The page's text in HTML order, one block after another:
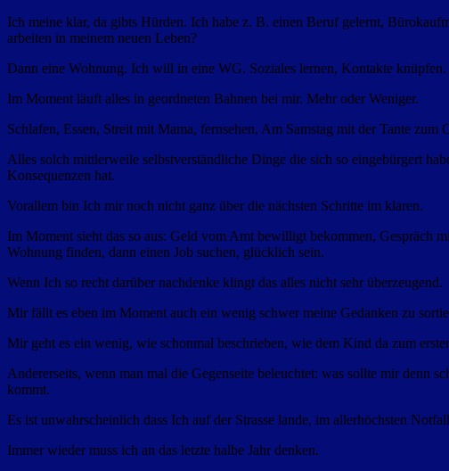
Ich meine klar, da gibts Hürden. Ich habe z. B. einen Beruf gelernt,
arbeiten in meinem neuen Leben?
Dann eine Wohnung. Ich will in eine WG. Soziales lernen, Kontakte
Im Moment läuft alles in geordneten Bahnen bei mir. Mehr oder Weniger.
Schlafen, Essen, Streit mit Mama, fernsehen, Am Samstag mit der Tante zum
Alles solch mittlerweile selbstverständliche Dinge die sich so eingebürgert
Konsequenzen hat.
Vorallem bin Ich mir noch nicht ganz über die nächsten Schritte im klaren.
Im Moment sieht das so aus: Geld vom Amt bewilligt bekommen, Gespräch
Wohnung finden, dann einen Job suchen, glücklich sein.
Wenn Ich so recht darüber nachdenke klingt das alles nicht sehr überzeugend.
Mir fällt es eben im Moment auch ein wenig schwer meine Gedanken zu
Mir geht es ein wenig, wie schonmal beschrieben, wie dem Kind da zum
Andererseits, wenn man mal die Gegenseite beleuchtet: was sollte mir denn
kommt.
Es ist unwahrscheinlich dass Ich auf der Strasse lande, im allerhöchsten
Immer wieder muss ich an das letzte halbe Jahr denken.